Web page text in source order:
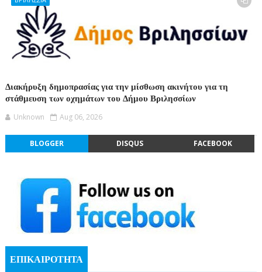
Διακήρυξη δημοπρασίας για την μίσθωση ακινήτου για τη
στάθμευση των οχημάτων του Δήμου Βριλησσίων
Unknown Aug 06, 2026
BLOGGER DISQUS FACEBOOK
ΕΠΙΚΑΙΡΟΤΗΤΑ